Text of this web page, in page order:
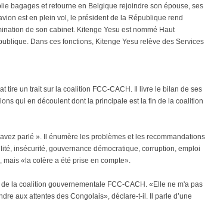
bagages et retourne en Belgique rejoindre son épouse, ses
est en plein vol, le président de la République rend
de son cabinet. Kitenge Yesu est nommé Haut
Dans ces fonctions, Kitenge Yesu relève des Services
tire un trait sur la coalition FCC-CACH. Il livre le bilan de ses
qui en découlent dont la principale est la fin de la coalition
parlé ». Il énumère les problèmes et les recommandations
insécurité, gouvernance démocratique, corruption, emploi
«la colère a été prise en compte».
la coalition gouvernementale FCC-CACH. «Elle ne m'a pas
aux attentes des Congolais», déclare-t-il. Il parle d’une